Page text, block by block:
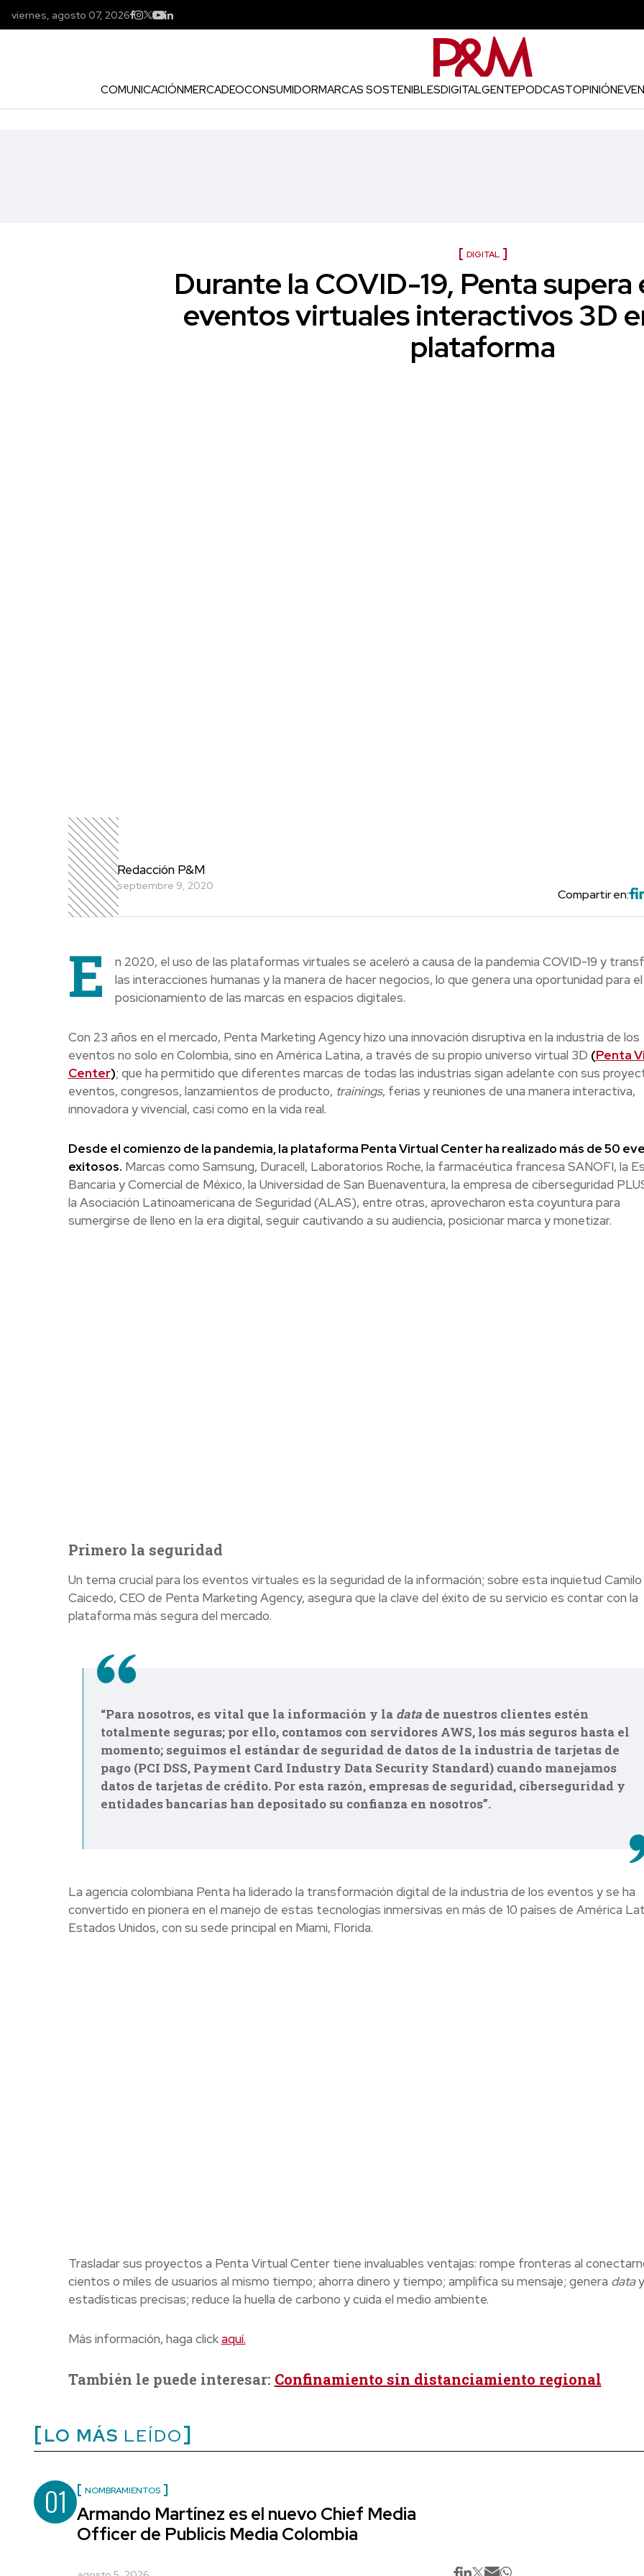
viernes, agosto 07, 2026
COMUNICACIÓNMERCADEOCONSUMIDORMARCAS SOSTENIBLESDIGITALGENTEPODCASTOPINIÓN
DIGITAL
Durante la COVID-19, Penta supera
eventos virtuales interactivos 3D
plataforma
Redacción P&M
septiembre 9, 2020
Compartir en:
E
n 2020, el uso de las plataformas virtuales se aceleró a causa de la pandemia COVID-19 y
las interacciones humanas y la manera de hacer negocios, lo que genera una oportunidad para el
posicionamiento de las marcas en espacios digitales.
Con 23 años en el mercado, Penta Marketing Agency hizo una innovación disruptiva en la industria de los
eventos no solo en Colombia, sino en América Latina, a través de su propio universo virtual 3D (Penta
Center); que ha permitido que diferentes marcas de todas las industrias sigan adelante con sus
eventos, congresos, lanzamientos de producto, trainings, ferias y reuniones de una manera interactiva,
innovadora y vivencial, casi como en la vida real.
Desde el comienzo de la pandemia, la plataforma Penta Virtual Center ha realizado más de 50
exitosos. Marcas como Samsung, Duracell, Laboratorios Roche, la farmacéutica francesa SANOFI, la
Bancaria y Comercial de México, la Universidad de San Buenaventura, la empresa de ciberseguridad
la Asociación Latinoamericana de Seguridad (ALAS), entre otras, aprovecharon esta coyuntura para
sumergirse de lleno en la era digital, seguir cautivando a su audiencia, posicionar marca y monetizar.
Primero la seguridad
Un tema crucial para los eventos virtuales es la seguridad de la información; sobre esta inquietud Camilo
Caicedo, CEO de Penta Marketing Agency, asegura que la clave del éxito de su servicio es contar con la
plataforma más segura del mercado.
“Para nosotros, es vital que la información y la datade nuestros clientes estén
totalmente seguras; por ello, contamos con servidores AWS, los más seguros hasta el
momento; seguimos el estándar de seguridad de datos de la industria de tarjetas de
pago (PCI DSS, Payment Card Industry Data Security Standard) cuando manejamos
datos de tarjetas de crédito. Por esta razón, empresas de seguridad, ciberseguridad y
entidades bancarias han depositado su confianza en nosotros”.
La agencia colombiana Penta ha liderado la transformación digital de la industria de los eventos y se ha
convertido en pionera en el manejo de estas tecnologías inmersivas en más de 10 países de América
Estados Unidos, con su sede principal en Miami, Florida.
Trasladar sus proyectos a Penta Virtual Center tiene invaluables ventajas: rompe fronteras al
cientos o miles de usuarios al mismo tiempo; ahorra dinero y tiempo; amplifica su mensaje; genera datay
estadísticas precisas; reduce la huella de carbono y cuida el medio ambiente.
Más información, haga clickaquí.
También le puede interesar: Confinamiento sin distanciamiento regional
LO MÁS LEÍDO
01 NOMBRAMIENTOS
Armando Martínez es el nuevo Chief Media
Officer de Publicis Media Colombia